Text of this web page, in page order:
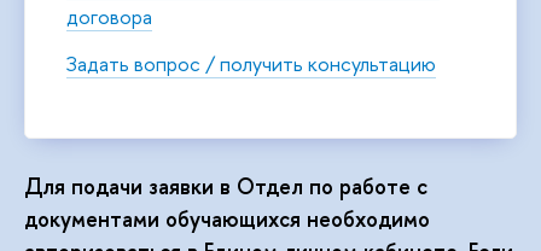
договора
Задать вопрос / получить консультацию
Для подачи заявки в Отдел по работе с
документами обучающихся необходимо